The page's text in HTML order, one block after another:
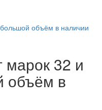
объём в наличии
марок 32 и
объём в